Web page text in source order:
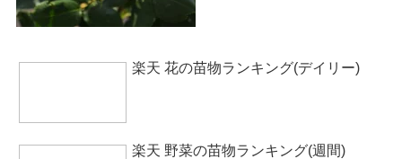
楽天 花の苗物ランキング(デイリー)
楽天 野菜の苗物ランキング(週間)